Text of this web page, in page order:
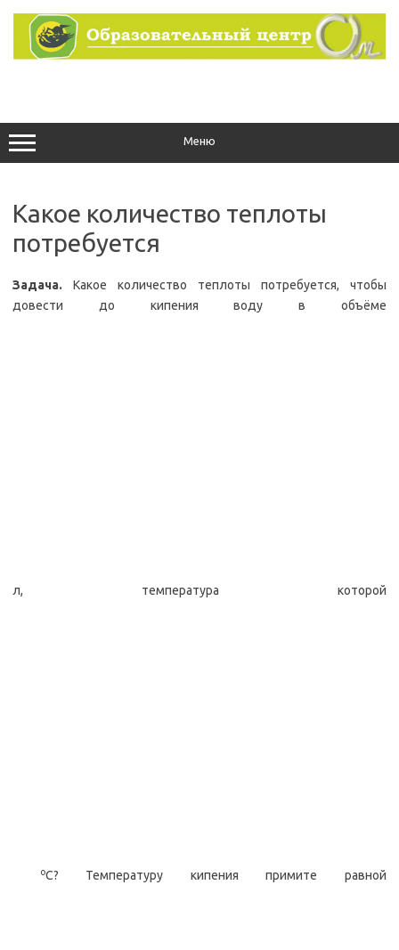
содержимому
Меню
Какое количество теплоты
потребуется
Задача. Какое количество теплоты потребуется, чтобы
довести до кипения воду в объёме
л, температура которой
оС? Температуру кипения примите равной